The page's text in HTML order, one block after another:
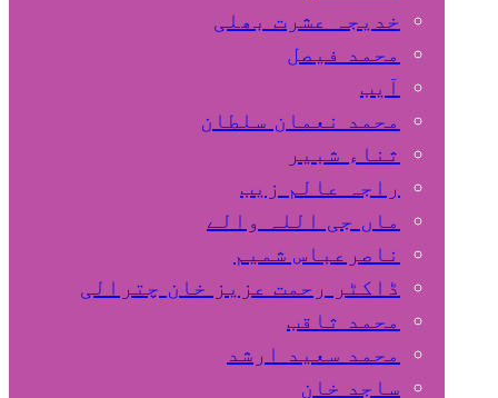
خدیجہ عشرت بھلی
محمد فیصل
آیب
محمد نعمان سلطان
ثناء شبیر
راجہ عالم زیب
ماں جی اللہ والے
ناصرعباس شمیم
ڈاکٹر رحمت عزیز خان چترالی
محمد ثاقب
محمد سعید ارشد
ساجد خان